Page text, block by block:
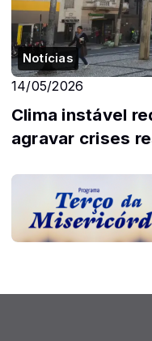
Notícias
14/05/2026
Clima instável
agravar crises